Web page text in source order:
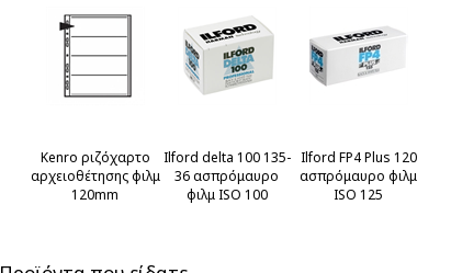
Kenro ριζόχαρτο
αρχειοθέτησης φιλμ
120mm
Ilford delta 100 135-
36 ασπρόμαυρο
φιλμ ISO 100
Ilford FP4 Plus 120
ασπρόμαυρο φιλμ
ISO 125